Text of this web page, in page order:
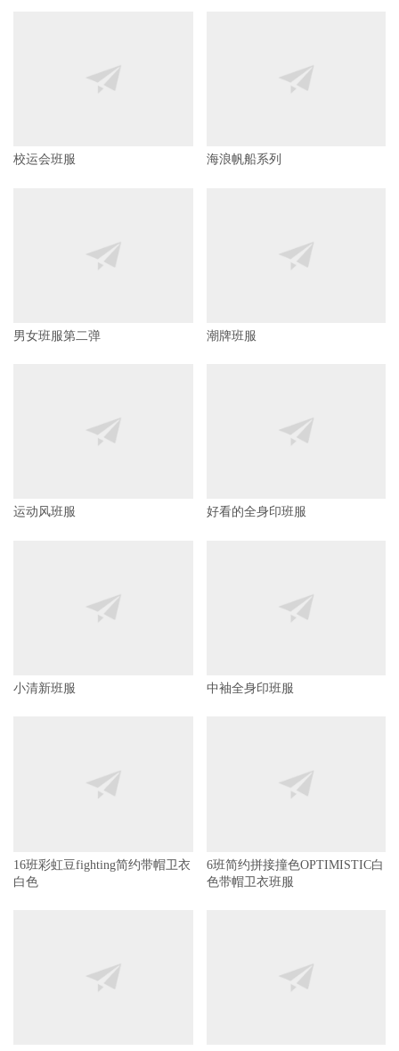
校运会班服 海浪帆船系列
男女班服第二弹 潮牌班服
运动风班服 好看的全身印班服
小清新班服 中袖全身印班服
16班彩虹豆fighting简约带帽卫衣
白色
6班简约拼接撞色OPTIMISTIC白
色带帽卫衣班服